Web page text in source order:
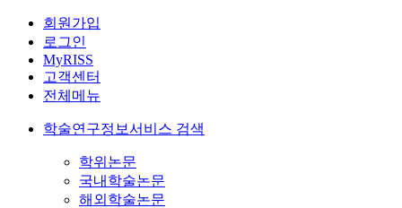
회원가입
로그인
MyRISS
고객센터
전체메뉴
학술연구정보서비스 검색
학위논문
국내학술논문
해외학술논문